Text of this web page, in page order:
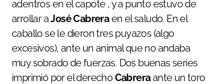
adentros en el capote , y a punto estuvo de
arrollar aJosé Cabreraen el saludo. En el
caballo se le dieron tres puyazos (algo
excesivos), ante un animal que no andaba
muy sobrado de fuerzas. Dos buenas series
imprimió por el derechoCabreraante un toro